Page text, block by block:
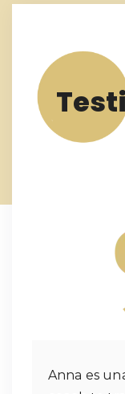
Anna es